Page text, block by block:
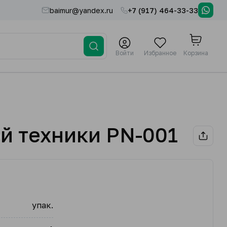
baimur@yandex.ru +7 (917) 464-33-33
Войти Избранное Корзина
техники PN-001
упак.